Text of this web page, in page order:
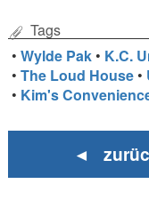
Tags
•Wylde Pak • K.C.
•The Loud House •
• Kim's
◄